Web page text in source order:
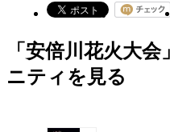
「安倍川花火大
ニティを見る